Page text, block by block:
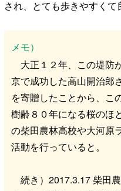
され、とても歩きやすくて
メモ）
大正１２年、この堤防
京で成功した高山開治郎
を寄贈したことから、こ
樹齢８０年になる桜のほ
の柴田農林高校や大河原
活動を行っていると。
続き）2017.3.17 柴田